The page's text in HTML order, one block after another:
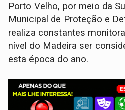
Porto Velho, por meio da
Municipal de Proteção e
realiza constantes
nível do Madeira ser
esta época do ano.